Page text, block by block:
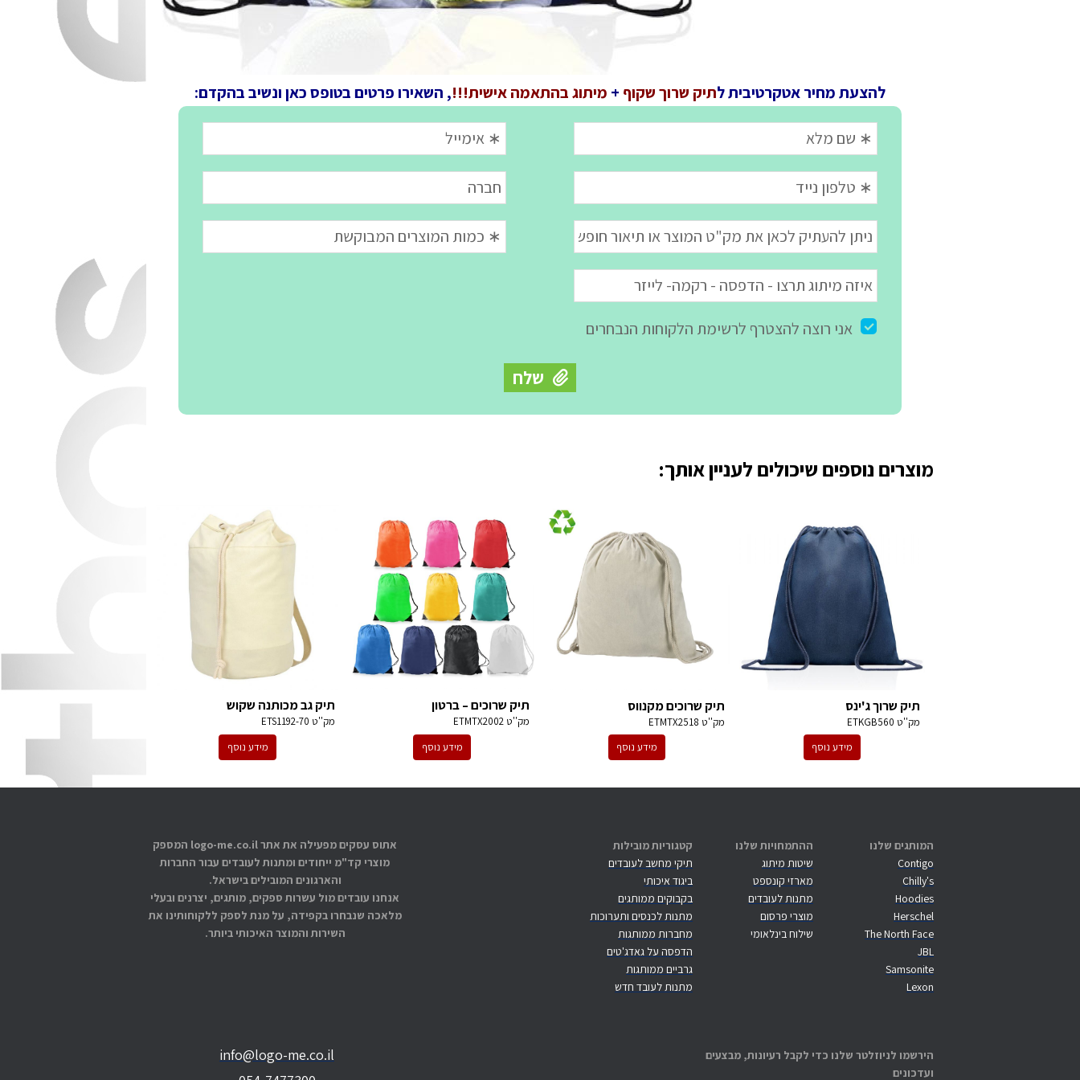
להצעת מחיר אטקרטיבית לתיק שרוך שקוף + מיתוג בהתאמה אישית!!!, השאירו פרטים בטופס כאן ונשיב בהקדם:
מוצרים נוספים שיכולים לעניין אותך:
תיק שרוך ג'ינס
מק''ט ETKGB560
מידע נוסף
תיק שרוכים מקנווס
מק''ט ETMTX2518
מידע נוסף
תיק שרוכים – ברטון
מק''טETMTX2002
מידע נוסף
תיק גב מכותנה שקוש
מק''ט ETS1192-70
מידע נוסף
המותגים שלנו
Contigo
Chilly's
Hoodies
Herschel
The North Face
JBL
Samsonite
Lexon
ההתמחויות שלנו
שיטות מיתוג
מארזי קונספט
מתנות לעובדים
מוצרי פרסום
שילוח בינלאומי
קטגוריות מובילות
תיקי מחשב לעובדים
ביגוד איכותי
בקבוקים ממותגים
מתנות לכנסים ותערוכות
מחברות ממותגות
הדפסה על גאדג'טים
גרביים ממותגות
מתנות לעובד חדש
אתוס עסקים מפעילה את אתר logo-me.co.il המספק
מוצרי קד"מ ייחודים ומתנות לעובדים עבור החברות
והארגונים המובילים בישראל.
אנחנו עובדים מול עשרות ספקים, מותגים, יצרנים ובעלי
מלאכה שנבחרו בקפידה, על מנת לספק ללקוחותינו את
השירות והמוצר האיכותי ביותר.
הירשמו לניוזלטר שלנו כדי לקבל רעיונות, מבצעים
ועדכונים
info@logo-me.co.il